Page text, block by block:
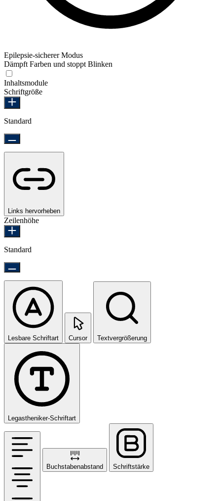
Epilepsie-sicherer Modus
Dämpft Farben und stoppt Blinken
Inhaltsmodule
Schriftgröße
Standard
Links hervorheben
Zeilenhöhe
Standard
Lesbare Schriftart Cursor Textvergrößerung
Legastheniker-Schriftart
Buchstabenabstand Schriftstärke